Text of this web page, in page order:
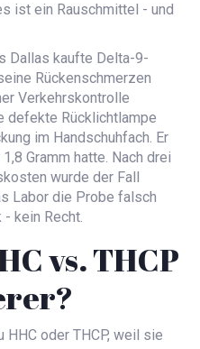
ist ein Rauschmittel - und
Dallas kaufte Delta-9-
Rückenschmerzen
Verkehrskontrolle
defekte Rücklichtlampe
im Handschuhfach. Er
Gramm hatte. Nach drei
wurde der Fall
Labor die Probe falsch
- kein Recht.
vs. THCP
oder THCP, weil sie